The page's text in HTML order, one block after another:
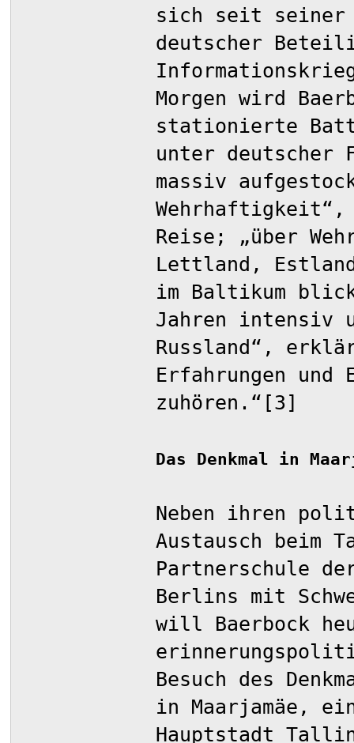
sich seit seiner
deutscher
Morgen wird
stationierte
unter deutscher
massiv
Wehrhaftigkeit“,
Reise; „über
Lettland,
im Baltikum
Jahren intensiv
Russland“,
Erfahrungen und
zuhören.“[3]
Das Denkmal in
Neben ihren
Austausch beim
Partnerschule
Berlins mit
will Baerbock
Besuch des
in Maarjamäe,
Hauptstadt